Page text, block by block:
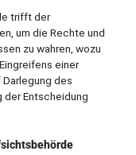
trifft der
um die Rechte und
zu wahren, wozu
einer
des
Entscheidung